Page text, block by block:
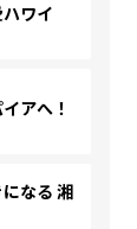
ワイ
アへ！
なる 湘